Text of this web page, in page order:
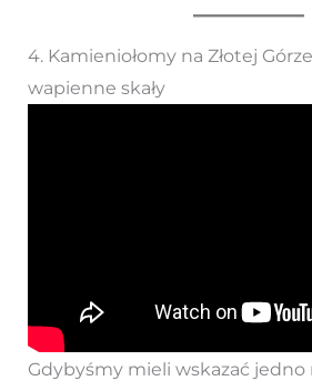
4. Kamieniołomy na Złotej
wapienne skały
Gdybyśmy mieli wskazać jedno